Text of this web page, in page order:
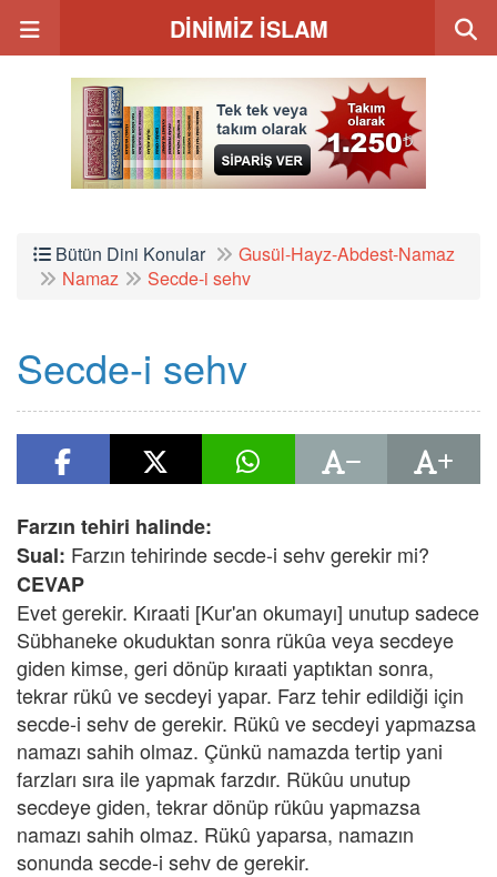
DİNİMİZ İSLAM
Bütün Dini Konular
Gusül-Hayz-Abdest-Namaz
Namaz
Secde-i sehv
Secde-i sehv
Farzın tehiri halinde:
Sual: Farzın tehirinde secde-i sehv gerekir mi?
CEVAP
Evet gerekir. Kıraati [Kur'an okumayı] unutup sadece
Sübhaneke okuduktan sonra rükûa veya secdeye
giden kimse, geri dönüp kıraati yaptıktan sonra,
tekrar rükû ve secdeyi yapar. Farz tehir edildiği için
secde-i sehv de gerekir. Rükû ve secdeyi yapmazsa
namazı sahih olmaz. Çünkü namazda tertip yani
farzları sıra ile yapmak farzdır. Rükûu unutup
secdeye giden, tekrar dönüp rükûu yapmazsa
namazı sahih olmaz. Rükû yaparsa, namazın
sonunda secde-i sehv de gerekir.